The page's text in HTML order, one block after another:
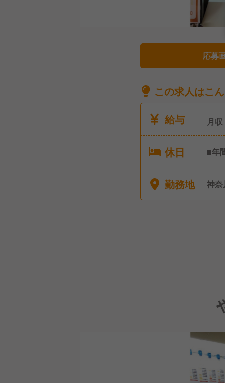
応募
この求人はこ
給与
月収
休日 ■年
勤務地 神